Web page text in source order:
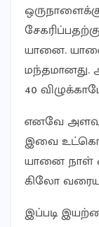
யானை.
40
எனவே
இவை
யானை நாள்
கிலோ
இப்படி